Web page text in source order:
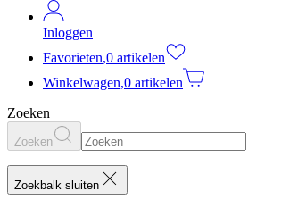
Inloggen
Favorieten,0 artikelen
Winkelwagen,0 artikelen
Zoeken
Zoeken
Zoekbalk sluiten